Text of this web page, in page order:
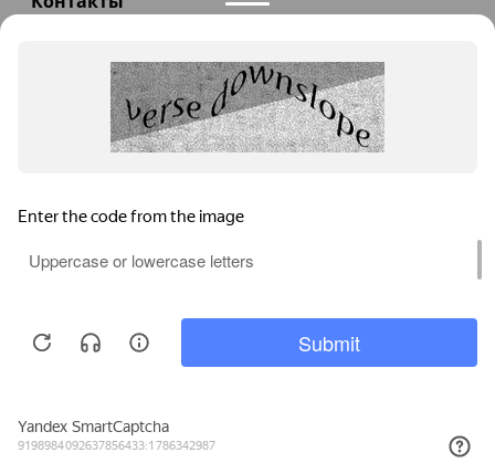
info@teploexpert.com
Пн—Сб 09:00 – 18:00
TeploExpert.com © 2008 - 2026 Оборудование для
систем отопления, водоснабжения, канализации